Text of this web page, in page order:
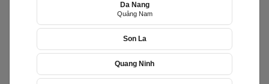
Da Nang
Quảng Nam
Son La
Quang Ninh